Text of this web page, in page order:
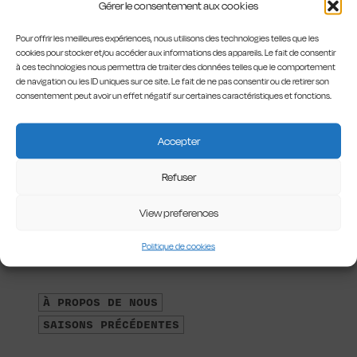
Gérer le consentement aux cookies
Pour offrir les meilleures expériences, nous utilisons des technologies telles que les
cookies pour stocker et/ou accéder aux informations des appareils. Le fait de consentir
à ces technologies nous permettra de traiter des données telles que le comportement
de navigation ou les ID uniques sur ce site. Le fait de ne pas consentir ou de retirer son
consentement peut avoir un effet négatif sur certaines caractéristiques et fonctions.
Accepter
Refuser
View preferences
Politique de cookies
24, rue des Riches Claires
S'INSCRIRE À LA NEWSLETTER
À PROPOS DE NOUS
SAISONS PRÉCÉDENTES